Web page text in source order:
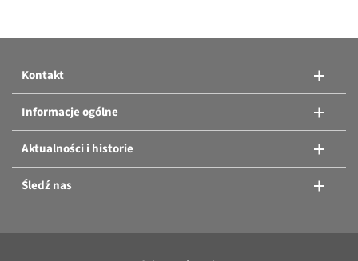
Kontakt
Informacje ogólne
Aktualności i historie
Śledź nas